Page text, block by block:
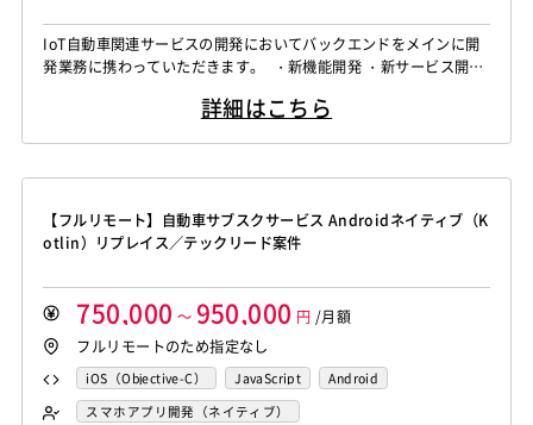
IoT自動車関連サービスの開発においてバックエンドをメインに開
発業務に携わっていただきます。 ・新機能開発 ・新サービス開発
詳細はこちら
【フルリモート】自動車サブスクサービス Androidネイティブ（K
otlin）リプレイス／テックリード案件
750,000 ～ 950,000 円 /月額
フルリモートのため指定なし
iOS（Objective-C） JavaScript
Android
Android（Java）
iOS Kotlin
スマホアプリ開発（ネイティブ）